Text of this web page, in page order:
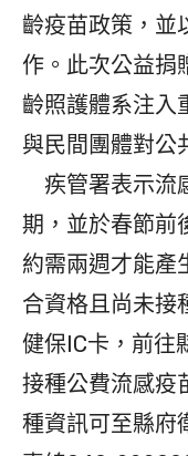
齡疫苗政策，並
作。此次公益捐
齡照護體系注入
與民間團體對公
疾管署表示流
期，並於春節前
約需兩週才能產
合資格且尚未接
健保IC卡，前往
接種公費流感疫
種資訊可至縣府